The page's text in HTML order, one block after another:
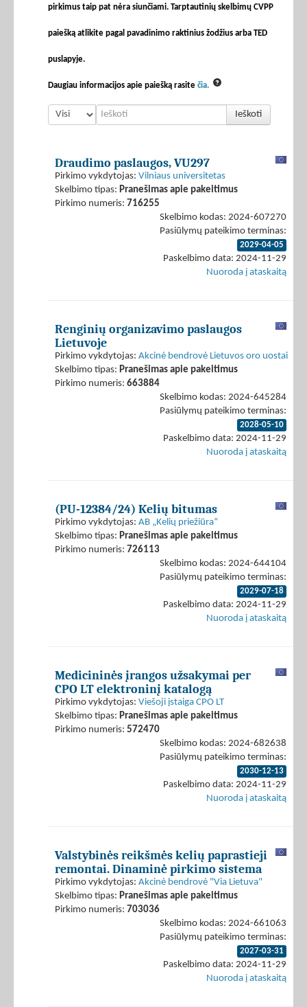
pirkimus taip pat nėra siunčiami. Tarptautinių skelbimų CVPP
paiešką atlikite pagal pavadinimo raktinius žodžius arba TED
puslapyje.
Daugiau informacijos apie paiešką rasite čia.
Ieškoti
Draudimo paslaugos, VU297
Pirkimo vykdytojas: Vilniaus universitetas
Skelbimo tipas: Pranešimas apie pakeitimus
Pirkimo numeris: 716255
Skelbimo kodas: 2024-607270
Pasiūlymų pateikimo terminas:
2029-04-05
Paskelbimo data: 2024-11-29
Nuoroda į ataskaitą
Renginių organizavimo paslaugos
Lietuvoje
Pirkimo vykdytojas: Akcinė bendrovė Lietuvos oro uostai
Skelbimo tipas: Pranešimas apie pakeitimus
Pirkimo numeris: 663884
Skelbimo kodas: 2024-645284
Pasiūlymų pateikimo terminas:
2028-05-10
Paskelbimo data: 2024-11-29
Nuoroda į ataskaitą
(PU-12384/24) Kelių bitumas
Pirkimo vykdytojas: AB „Kelių priežiūra“
Skelbimo tipas: Pranešimas apie pakeitimus
Pirkimo numeris: 726113
Skelbimo kodas: 2024-644104
Pasiūlymų pateikimo terminas:
2029-07-18
Paskelbimo data: 2024-11-29
Nuoroda į ataskaitą
Medicininės įrangos užsakymai per
CPO LT elektroninį katalogą
Pirkimo vykdytojas: Viešoji įstaiga CPO LT
Skelbimo tipas: Pranešimas apie pakeitimus
Pirkimo numeris: 572470
Skelbimo kodas: 2024-682638
Pasiūlymų pateikimo terminas:
2030-12-13
Paskelbimo data: 2024-11-29
Nuoroda į ataskaitą
Valstybinės reikšmės kelių paprastieji
remontai. Dinaminė pirkimo sistema
Pirkimo vykdytojas: Akcinė bendrovė "Via Lietuva"
Skelbimo tipas: Pranešimas apie pakeitimus
Pirkimo numeris: 703036
Skelbimo kodas: 2024-661063
Pasiūlymų pateikimo terminas:
2027-03-31
Paskelbimo data: 2024-11-29
Nuoroda į ataskaitą